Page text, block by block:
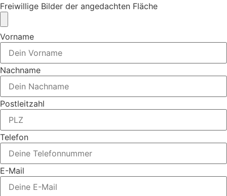
Freiwillige Bilder der angedachten Fläche
Vorname
Nachname
Postleitzahl
Telefon
E-Mail